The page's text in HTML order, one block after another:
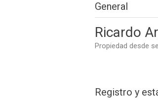
General
Ricardo
Propiedad desde
Registro y